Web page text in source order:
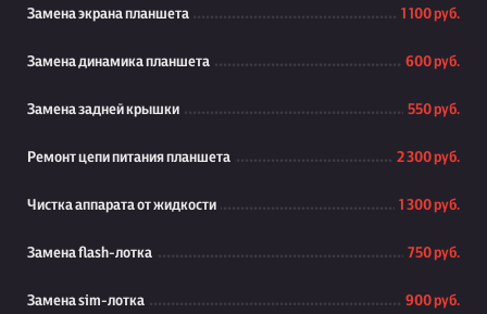
Замена экрана планшета 1 100 руб.
Замена динамика планшета 600 руб.
Замена задней крышки 550 руб.
Ремонт цепи питания планшета 2 300 руб.
Чистка аппарата от жидкости 1 300 руб.
Замена flash-лотка 750 руб.
Замена sim-лотка 900 руб.